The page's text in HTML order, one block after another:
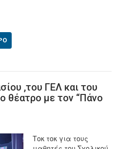
,του ΓΕΛ και του
θέατρο με τον “Πάνο
Τοκ τοκ για τους